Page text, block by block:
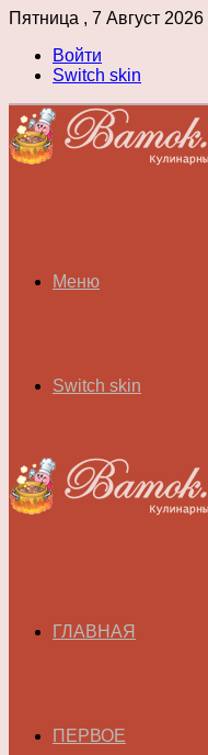
Пятница , 7 Август 2026
Войти
Switch skin
Меню
Switch skin
ГЛАВНАЯ
ПЕРВОЕ